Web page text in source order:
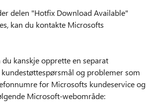
delen "Hotfix Download Available"
kan du kontakte Microsofts
kanskje opprette en separat
og problemer som
for Microsofts kundeservice og
Microsoft-webområde: